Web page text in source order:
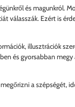
és magunkról.
válasszák. Ezért is
illusztrációk
és gyorsabban
a szépségét,